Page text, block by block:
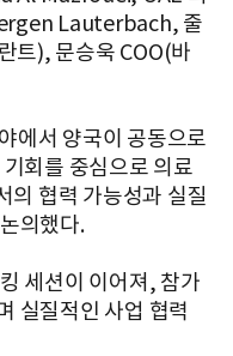
Lauterbach, 줄
트), 문승욱 COO(바
에서 양국이 공동으로
회를 중심으로 의료
의 협력 가능성과 실질
의했다.
세션이 이어져, 참가
실질적인 사업 협력